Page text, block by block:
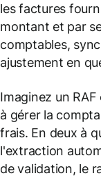
les factures
montant et par
comptables,
ajustement en
Imaginez un
à gérer la
frais. En deux à
l'extraction
de validation, le